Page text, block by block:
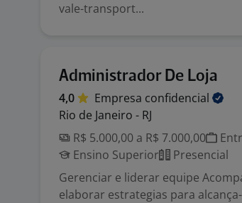
vale-transport...
Administrador De Loja
4,0 Empresa confidencial
Rio de Janeiro - RJ
R$ 5.000,00 a R$ 7.000,00
Ensino Superior
Presencial
Gerenciar e liderar equipe
elaborar estrategias para